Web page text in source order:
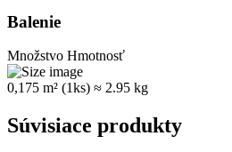
Balenie
Množstvo Hmotnosť
0,175 m² (1ks) ≈ 2.95 kg
Súvisiace produkty